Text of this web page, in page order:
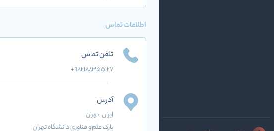
اطلاعات تماس
تلفن تماس
+982188355127
آدرس
ایران، تهران
پارک علم و فناوری دانشگاه تهران